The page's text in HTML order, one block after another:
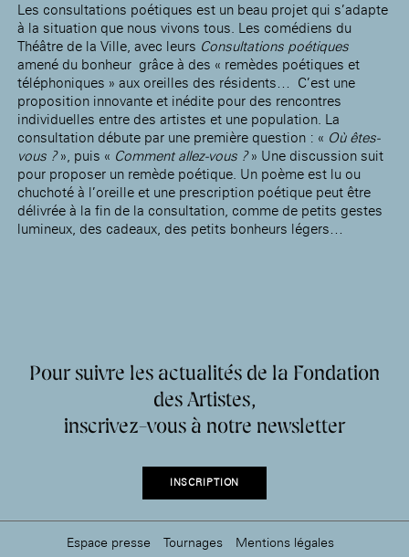
Les consultations poétiques est un beau projet qui s’adapte
à la situation que nous vivons tous. Les comédiens du
Théâtre de la Ville, avec leurs Consultations poétiques
amené du bonheur grâce à des « remèdes poétiques et
téléphoniques » aux oreilles des résidents… C’est une
proposition innovante et inédite pour des rencontres
individuelles entre des artistes et une population. La
consultation débute par une première question : « Où êtes-
vous ?», puis « Comment allez-vous ?» Une discussion suit
pour proposer un remède poétique. Un poème est lu ou
chuchoté à l’oreille et une prescription poétique peut être
délivrée à la fin de la consultation, comme de petits gestes
lumineux, des cadeaux, des petits bonheurs légers…
Pour suivre les actualités de la Fondation
des Artistes,
inscrivez-vous à notre newsletter
INSCRIPTION
Espace presse Tournages Mentions légales